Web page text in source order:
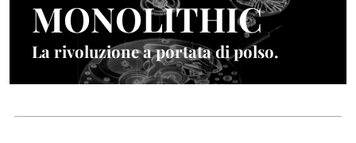
MONOLITHIC
La rivoluzione a portata di polso.